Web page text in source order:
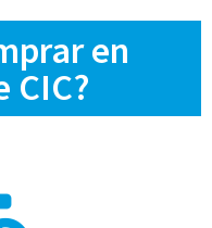
en
CIC?